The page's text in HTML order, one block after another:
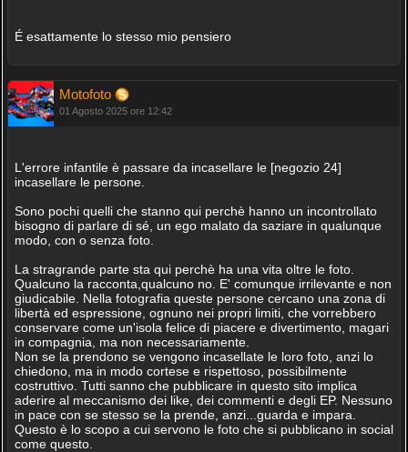
É esattamente lo stesso mio pensiero
Motofoto
01 Agosto 2025 ore 12:42
L'errore infantile è passare da incasellare le [negozio 24]
incasellare le persone.
Sono pochi quelli che stanno qui perchè hanno un incontrollato
bisogno di parlare di sé, un ego malato da saziare in qualunque
modo, con o senza foto.
La stragrande parte sta qui perchè ha una vita oltre le foto.
Qualcuno la racconta,qualcuno no. E' comunque irrilevante e non
giudicabile. Nella fotografia queste persone cercano una zona di
libertà ed espressione, ognuno nei propri limiti, che vorrebbero
conservare come un'isola felice di piacere e divertimento, magari
in compagnia, ma non necessariamente.
Non se la prendono se vengono incasellate le loro foto, anzi lo
chiedono, ma in modo cortese e rispettoso, possibilmente
costruttivo. Tutti sanno che pubblicare in questo sito implica
aderire al meccanismo dei like, dei commenti e degli EP. Nessuno
in pace con se stesso se la prende, anzi...guarda e impara.
Questo è lo scopo a cui servono le foto che si pubblicano in social
come questo.